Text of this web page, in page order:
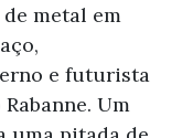
metal em
e futurista
Um